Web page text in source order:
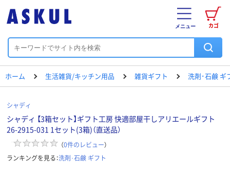
カゴ
メニュー
ホーム 生活雑貨/キッチン用品 雑貨ギフト 洗剤･石鹸 ギ
シャディ
シャディ 【3箱セット】ギフト工房 快適部屋干しアリエールギフト
26-2915-031 1セット(3箱)（直送品）
（0件のレビュー）
ランキングを見る：洗剤･石鹸 ギフト